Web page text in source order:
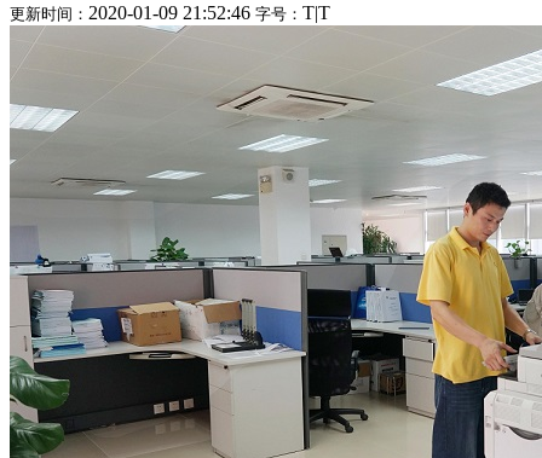
更新时间： 2020-01-09 21:52:46 字号： T|T